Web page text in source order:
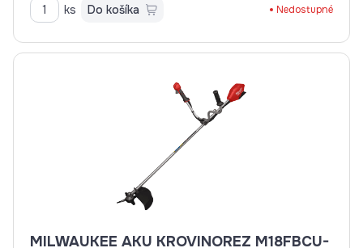
ks Do košíka Nedostupné
MILWAUKEE AKU KROVINOREZ M18FBCU-